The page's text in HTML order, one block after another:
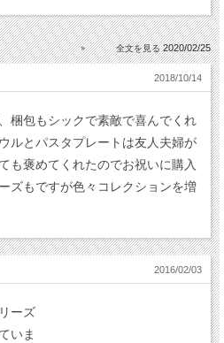
2020/02/25
2018/10/14
梱包もシックで素敵で喜んでくれ
ルとパスタプレートは友人夫婦が
も褒めてくれたのでお祝いに購入
ズもですが色々コレクションを増
2016/02/03
ーズ
いま